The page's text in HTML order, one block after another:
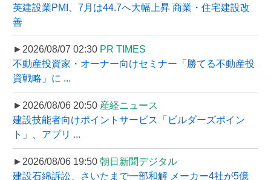
英建設業PMI、7月は44.7へ大幅上昇 商業・住宅建設改
善
►2026/08/07 02:30 PR TIMES
不動産投資家・オーナー向けセミナー「勝てる不動産投
資戦略」に ...
►2026/08/06 20:50 産経ニュース
建設技能者向けポイントサービス「ビルダーズポイン
ト」、アプリ ...
►2026/08/06 19:50 朝日新聞デジタル
建設石綿訴訟、さいたまで一部和解 メーカー4社が5億